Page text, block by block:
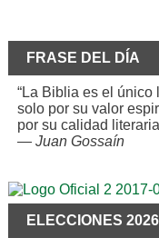
FRASE DEL DÍA
“La Biblia es el único
solo por su valor
por su calidad
— Juan Gossaín
ELECCIONES 2026